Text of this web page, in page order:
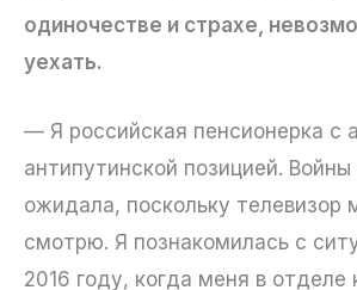
одиночестве и страхе,
уехать.
— Я российская пенсионерка с
антипутинской позицией.
ожидала, поскольку телевизор
смотрю. Я познакомилась с
2016 году, когда меня в отделе